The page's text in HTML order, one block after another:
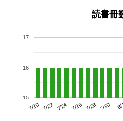
読書冊
7/20 7/22 7/24 7/26 7/28 7/30
15
16
17